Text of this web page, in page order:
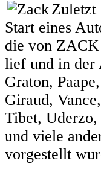
Zuletzt
Start eines
die von
lief und in der
Graton,
Giraud,
Tibet,
und viele
vorgestellt